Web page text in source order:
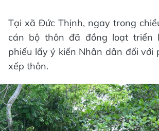
Tại xã Đức Thịnh, ngay trong
cán bộ thôn đã đồng loạt triển
phiếu lấy ý kiến Nhân dân đối với
xếp thôn.